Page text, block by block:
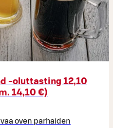
-oluttasting 12,10
14,10 €)
oven parhaiden